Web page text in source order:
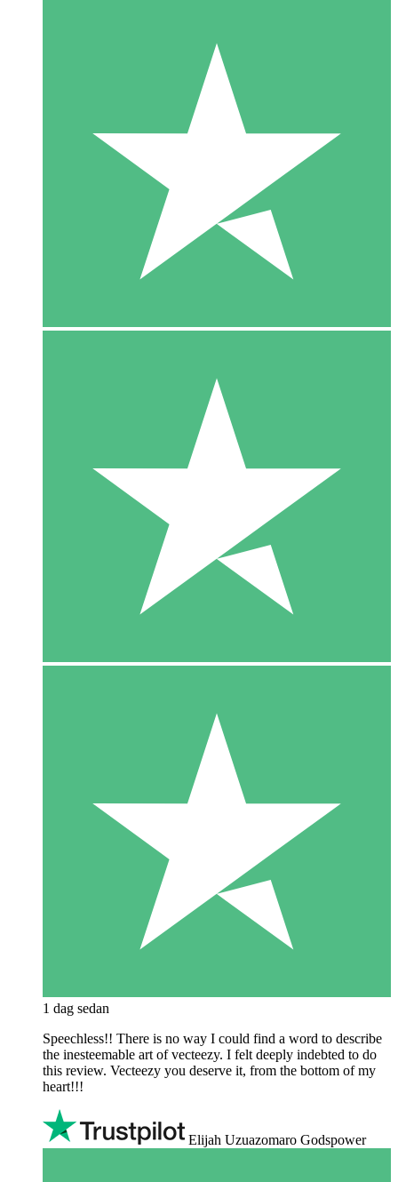
1 dag sedan
Speechless!! There is no way I could find a word to describe
the inesteemable art of vecteezy. I felt deeply indebted to do
this review. Vecteezy you deserve it, from the bottom of my
heart!!!
Elijah Uzuazomaro Godspower